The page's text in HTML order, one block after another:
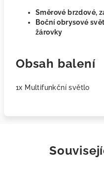
Směrové brzdové,
Boční obrysové
žárovky
Obsah balení
1x Multifunkční světlo